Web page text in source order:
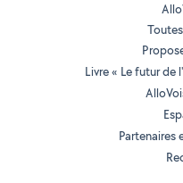
Livre « Le futur
Partenaires